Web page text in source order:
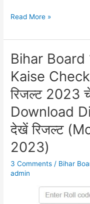
जाने
अपडेट
Read More »
Bihar
Kaise Check
रिजल्ट 2023
Download
देखें रिजल्ट
2023)
3 Comments / Bihar
admin
Bihar
10th
Result
2023
Kaise
Check
Kare:
बोर्ड